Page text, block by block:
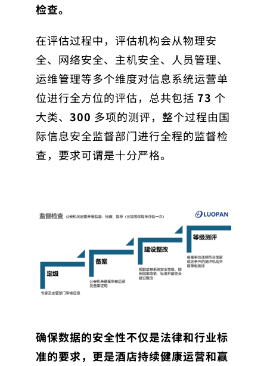
检查。
在评估过程中，评估机构会从物理安
全、网络安全、主机安全、人员管理、
运维管理等多个维度对信息系统运营单
位进行全方位的评估，总共包括 73 个
大类、 300 多项的测评，整个过程由国
际信息安全监督部门进行全程的监督检
查，要求可谓是十分严格。
确保数据的安全性不仅是法律和行业标
准的要求，更是酒店持续健康运营和赢